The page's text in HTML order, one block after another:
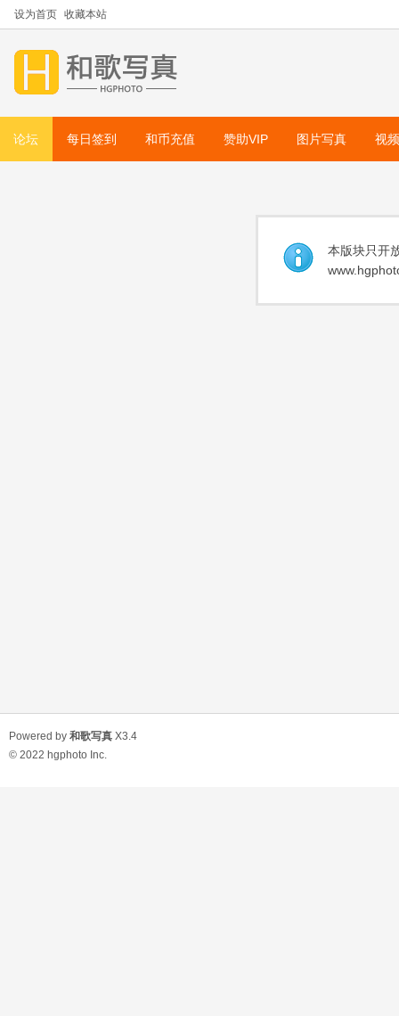
设为首页 收藏本站
论坛 每日签到 和币充值 赞助VIP 图片写真 视
本版块只开
Powered by 和歌写真 X3.4
© 2022 hgphoto Inc.